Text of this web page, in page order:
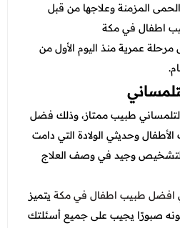
المزمنة وعلاجها من قبل
اطفال في مكة
مرحلة عمرية منذ اليوم الأول من
التلمساني طبيب ممتاز، وذلك فضل
وحديثي الولادة التي دامت
سريع التشخيص وجيد في وصف العلاج
افضل طبيب اطفال في مكةيتميز
صبورًا يجيب على جميع أسئلتك